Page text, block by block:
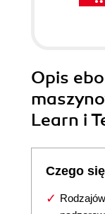
Opis
Learn i
Czego